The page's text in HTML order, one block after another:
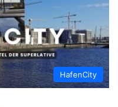
HafenCity